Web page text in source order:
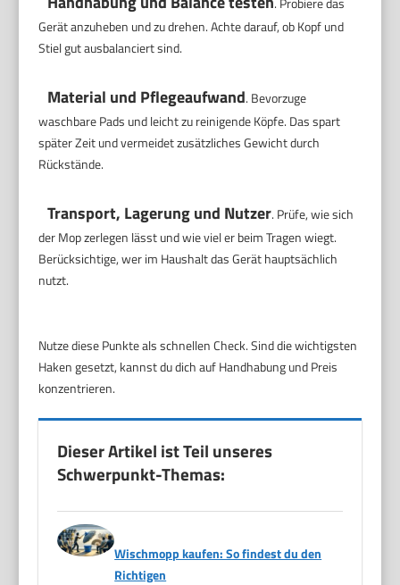
Gerät anzuheben und zu drehen. Achte darauf, ob Kopf und
Stiel gut ausbalanciert sind.
Material und Pflegeaufwand. Bevorzuge
waschbare Pads und leicht zu reinigende Köpfe. Das spart
später Zeit und vermeidet zusätzliches Gewicht durch
Rückstände.
Transport, Lagerung und Nutzer. Prüfe, wie sich
der Mop zerlegen lässt und wie viel er beim Tragen wiegt.
Berücksichtige, wer im Haushalt das Gerät hauptsächlich
nutzt.
Nutze diese Punkte als schnellen Check. Sind die wichtigsten
Haken gesetzt, kannst du dich auf Handhabung und Preis
konzentrieren.
Dieser Artikel ist Teil unseres
Schwerpunkt-Themas:
Wischmopp kaufen: So findest du den
Richtigen